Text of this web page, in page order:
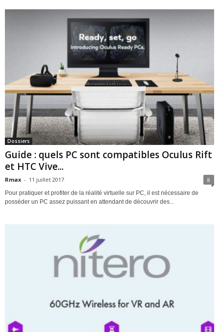
Dossiers
Guide : quels PC sont compatibles Oculus Rift
et HTC Vive...
Rmax - 11 juillet 2017 8
Pour pratiquer et profiter de la réalité virtuelle sur PC, il est nécessaire de
posséder un PC assez puissant en attendant de découvrir des...